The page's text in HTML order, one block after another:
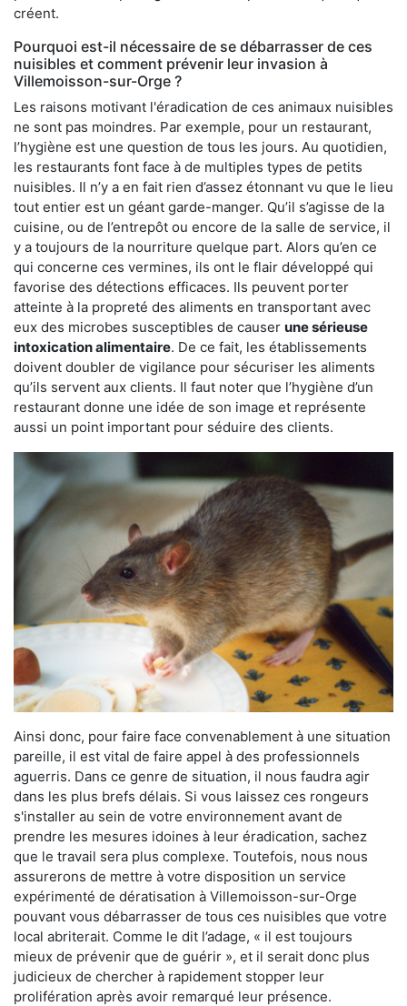
créent.
Pourquoi est-il nécessaire de se débarrasser de ces
nuisibles et comment prévenir leur invasion à
Villemoisson-sur-Orge ?
Les raisons motivant l'éradication de ces animaux nuisibles
ne sont pas moindres. Par exemple, pour un restaurant,
l’hygiène est une question de tous les jours. Au quotidien,
les restaurants font face à de multiples types de petits
nuisibles. Il n’y a en fait rien d’assez étonnant vu que le lieu
tout entier est un géant garde-manger. Qu’il s’agisse de la
cuisine, ou de l’entrepôt ou encore de la salle de service, il
y a toujours de la nourriture quelque part. Alors qu’en ce
qui concerne ces vermines, ils ont le flair développé qui
favorise des détections efficaces. Ils peuvent porter
atteinte à la propreté des aliments en transportant avec
eux des microbes susceptibles de causer une sérieuse
intoxication alimentaire. De ce fait, les établissements
doivent doubler de vigilance pour sécuriser les aliments
qu’ils servent aux clients. Il faut noter que l’hygiène d’un
restaurant donne une idée de son image et représente
aussi un point important pour séduire des clients.
Ainsi donc, pour faire face convenablement à une situation
pareille, il est vital de faire appel à des professionnels
aguerris. Dans ce genre de situation, il nous faudra agir
dans les plus brefs délais. Si vous laissez ces rongeurs
s'installer au sein de votre environnement avant de
prendre les mesures idoines à leur éradication, sachez
que le travail sera plus complexe. Toutefois, nous nous
assurerons de mettre à votre disposition un service
expérimenté de dératisation à Villemoisson-sur-Orge
pouvant vous débarrasser de tous ces nuisibles que votre
local abriterait. Comme le dit l’adage, « il est toujours
mieux de prévenir que de guérir », et il serait donc plus
judicieux de chercher à rapidement stopper leur
prolifération après avoir remarqué leur présence.